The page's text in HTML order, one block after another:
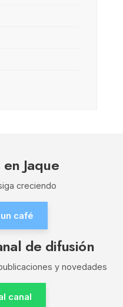
Jaque
creciendo
café
de difusión
y novedades
canal